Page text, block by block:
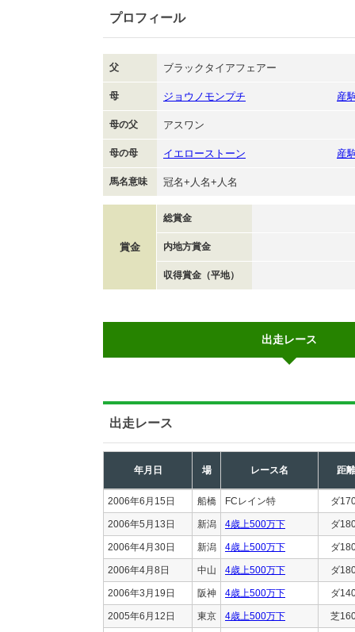
プロフィール
父 ブラックタイアフェアー
母 ジョウノモンプチ 産
母の父 アスワン
母の母 イエローストーン 産
馬名意味 冠名+人名+人名
賞金
総賞金
内地方賞金
収得賞金（平地）
出走レース
出走レース
年月日 場 レース名 距離
2006年6月15日 船橋 FCレイン特 ダ
2006年5月13日 新潟 4歳上500万下 ダ
2006年4月30日 新潟 4歳上500万下 ダ
2006年4月8日 中山 4歳上500万下 ダ
2006年3月19日 阪神 4歳上500万下 ダ
2005年6月12日 東京 4歳上500万下 芝